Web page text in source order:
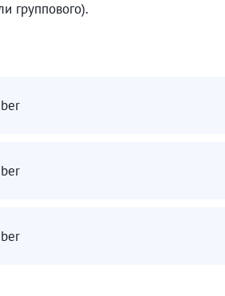
группового).